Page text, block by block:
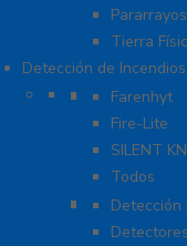
Pararrayos
Tierra
Detección de Incendios
Farenhyt
Fire-Lite
SILENT
Todos
Detección